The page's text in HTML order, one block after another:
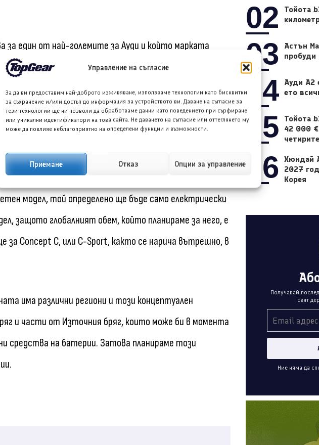
Управление на съгласие
За да ви предоставим най-доброто изживяване, използваме технологии като бисквитки
за съхранение и/или достъп до информация за устройството ви. Даване на съгласие за
тези технологии ще ни позволи да обработваме данни като поведението при сърфиране
или уникални идентификатори на това сайта. Не даването на съгласие или оттеглянето му
може да повлияе неблагоприятно на определени функции и възможности.
Приемане Отказ Опции за управление
за един от най-големите за Ауди и който марката
– ще бъде доминиран от двигатели с вътрешно
модели като Concept C?
автомобили с двигатели с
е широка
ще остане електрически, потвърди
модел, той определено ще бъде само електрически
защото глобалният обем, който планираме за него, е
Concept C, или C-Sport, както се нарича вътрешно, в
има различни региони и този концептуален
и части от Източния бряг, които може би в момента
средства на батерии. Затова планираме този
02
Тойота
03
Астън
04 Ауди A2
ето
05
Тойота
42 000
06 Хюндай
2027
Корея
Получавай
свят
Ние няма да